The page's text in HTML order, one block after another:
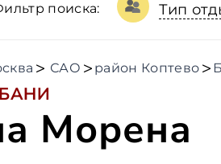
поиска: Тип
САО район Коптево
Морена